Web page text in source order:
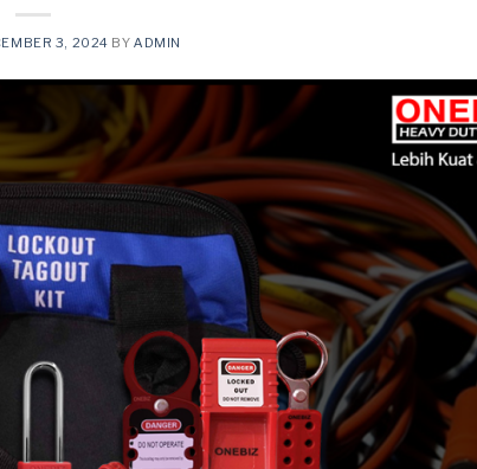
3, 2024 BY ADMIN